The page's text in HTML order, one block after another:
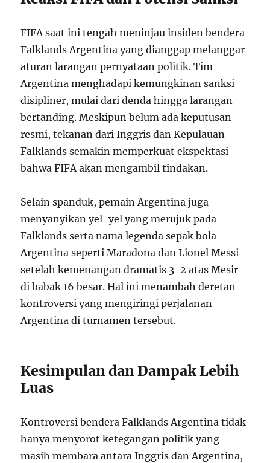
FIFA saat ini tengah meninjau insiden bendera
Falklands Argentina yang dianggap melanggar
aturan larangan pernyataan politik. Tim
Argentina menghadapi kemungkinan sanksi
disipliner, mulai dari denda hingga larangan
bertanding. Meskipun belum ada keputusan
resmi, tekanan dari Inggris dan Kepulauan
Falklands semakin memperkuat ekspektasi
bahwa FIFA akan mengambil tindakan.
Selain spanduk, pemain Argentina juga
menyanyikan yel-yel yang merujuk pada
Falklands serta nama legenda sepak bola
Argentina seperti Maradona dan Lionel Messi
setelah kemenangan dramatis 3-2 atas Mesir
di babak 16 besar. Hal ini menambah deretan
kontroversi yang mengiringi perjalanan
Argentina di turnamen tersebut.
Kesimpulan dan Dampak Lebih
Luas
Kontroversi bendera Falklands Argentina tidak
hanya menyorot ketegangan politik yang
masih membara antara Inggris dan Argentina,